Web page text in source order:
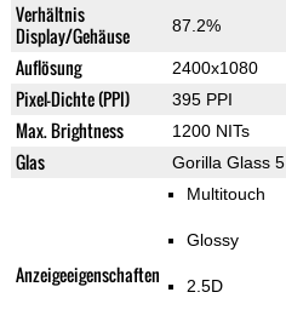
Verhältnis
Display/Gehäuse
87.2%
Auflösung 2400x1080
Pixel-Dichte (PPI) 395 PPI
Max. Brightness 1200 NITs
Glas Gorilla Glass 5
Anzeigeeigenschaften
Multitouch
Glossy
2.5D